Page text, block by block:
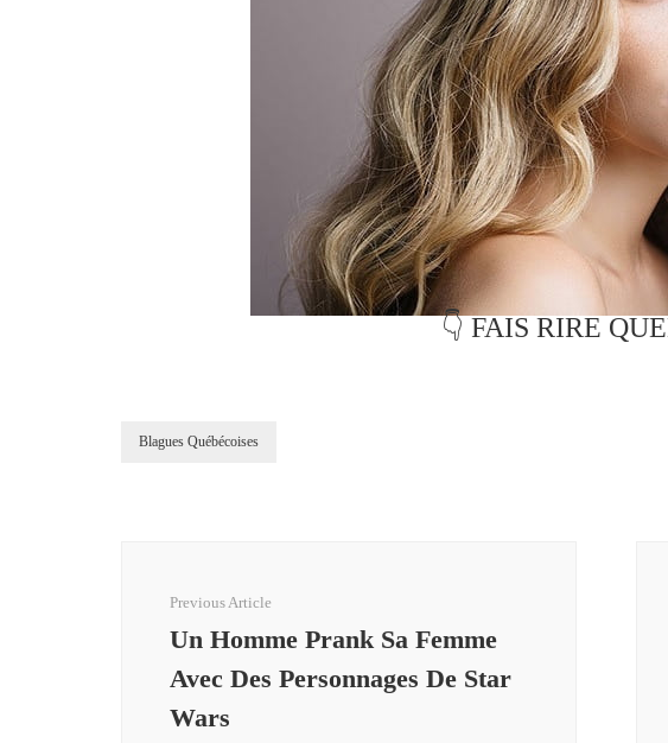
👇 FAIS RIRE
Blagues Québécoises
Previous Article
Un Homme Prank Sa Femme
Avec Des Personnages De Star
Wars